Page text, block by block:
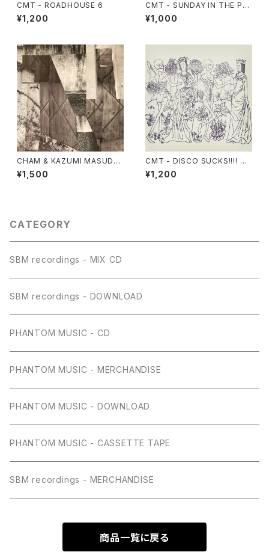
CMT - ROADHOUSE 6
¥1,200
CMT - SUNDAY IN THE PA
RK
¥1,000
CHAM & KAZUMI MASUDA
- cielo
¥1,500
CMT - DISCO SUCKS!!!! VO
L.1(CD)
¥1,200
CATEGORY
SBM recordings - MIX CD
SBM recordings - DOWNLOAD
PHANTOM MUSIC - CD
PHANTOM MUSIC - MERCHANDISE
PHANTOM MUSIC - DOWNLOAD
PHANTOM MUSIC - CASSETTE TAPE
SBM recordings - MERCHANDISE
商品一覧に戻る